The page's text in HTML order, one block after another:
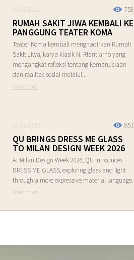
753
06/08/2026
RUMAH SAKIT JIWA KEMBALI KE
PANGGUNG TEATER KOMA
Teater Koma kembali menghadirkan Rumah
Sakit Jiwa, karya klasik N. Riantiarno yang
mengangkat refleksi tentang kemanusiaan
dan realitas sosial melalui...
read more
851
05/08/2026
QU BRINGS DRESS ME GLASS
TO MILAN DESIGN WEEK 2026
At Milan Design Week 2026, QU introduces
DRESS ME GLASS, exploring glass and light
through a more expressive material language.
read more